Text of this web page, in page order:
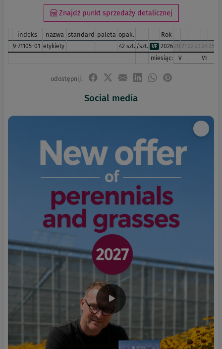
Znajdź punkt sprzedaży detalicznej
indeks nazwa standard paleta opak. Rok
9-71105-01 etykiety 42 szt. /szt. VF 2026 20 21 22 23 24 25
miesiąc:
V VI
udostępnij:
Social media